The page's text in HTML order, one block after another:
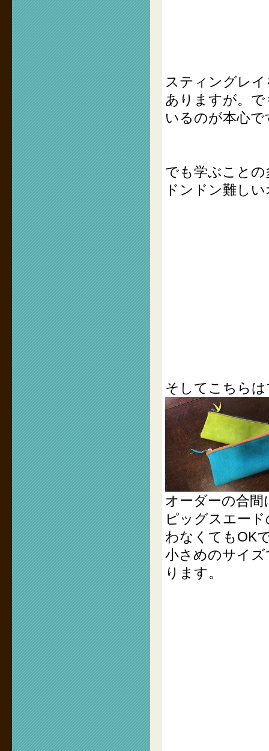
スティングレ
ありますが。
いるのが本心で
でも学ぶこと
ドンドン難し
そしてこちら
オーダーの合
ピッグスエー
わなくてもOK
小さめのサイ
ります。